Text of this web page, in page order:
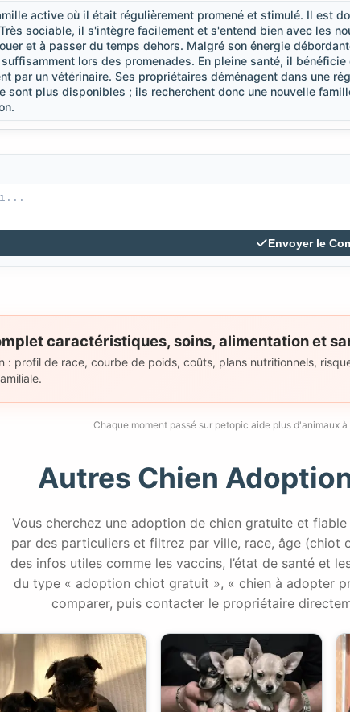
active où il était régulièrement promené et stimulé. Il est
sociable, il s'intègre facilement et s'entend bien avec les
et à passer du temps dehors. Malgré son énergie
lors des promenades. En pleine santé, il
par un vétérinaire. Ses propriétaires déménagent dans une
sont plus disponibles ; ils recherchent donc une nouvelle
Envoyer le
caractéristiques, soins, alimentation et
: profil de race, courbe de poids, coûts, plans nutritionnels,
Chaque moment passé sur petopic aide plus d'animaux
Autres Chien
Vous cherchez une adoption de chien gratuite et
par des particuliers et filtrez par ville, race, âge (chiot
des infos utiles comme les vaccins, l’état de santé et
du type « adoption chiot gratuit », « chien à adopter
comparer, puis contacter le propriétaire